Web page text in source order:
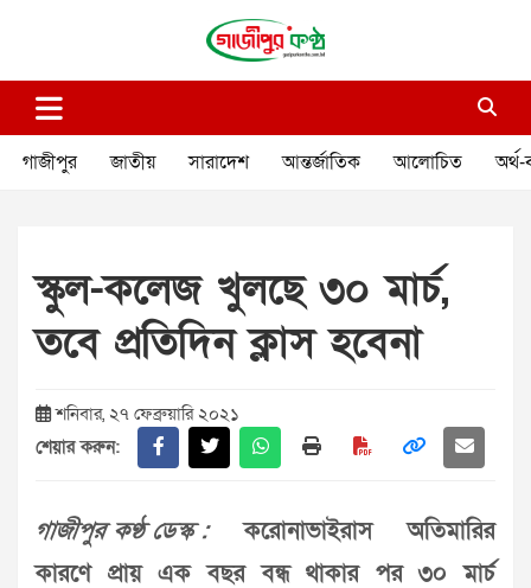
গাজীপুর কণ্ঠ
গাজীপুর জাতীয় সারাদেশ আন্তর্জাতিক আলোচিত অর্থ-
স্কুল-কলেজ খুলছে ৩০ মার্চ,
তবে প্রতিদিন ক্লাস হবেনা
শনিবার, ২৭ ফেব্রুয়ারি ২০২১
শেয়ার করুন:
গাজীপুর কণ্ঠ ডেস্ক :করোনাভাইরাস অতিমারির
কারণে প্রায় এক বছর বন্ধ থাকার পর ৩০ মার্চ